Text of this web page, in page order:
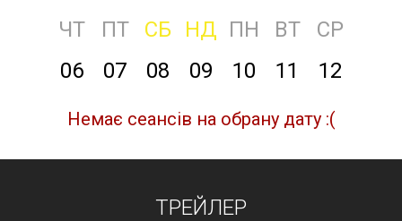
ЧТ ПТ СБ НД ПН ВТ
СР
06
07 08 09 10 11 12
Немає сеансів на обрану дату :(
ТРЕЙЛЕР